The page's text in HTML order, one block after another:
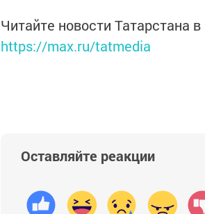
Читайте новости Татарстана
https://max.ru/tatmedia
Оставляйте реакции